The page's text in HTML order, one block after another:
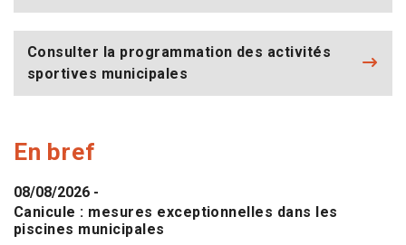
Consulter la programmation des activités
sportives municipales
En bref
08/08/2026 -
Canicule : mesures exceptionnelles dans les
piscines municipales